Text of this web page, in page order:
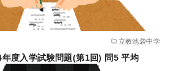
立教池袋中学
度入学試験問題(第1回) 問5 平均